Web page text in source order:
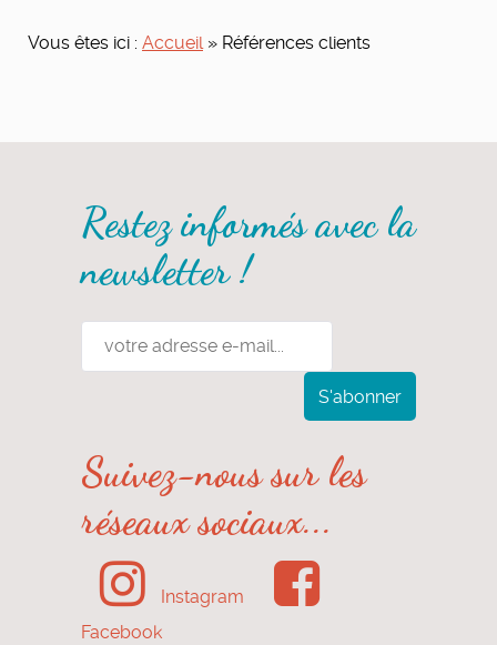
Vous êtes ici : Accueil» Références clients
Restez informés avec la
newsletter !
Suivez-nous sur les
réseaux sociaux...
Instagram
Facebook